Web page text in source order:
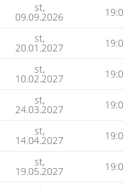
st,
09.09.2026 19:00
st,
20.01.2027 19:00
st,
10.02.2027 19:00
st,
24.03.2027 19:00
st,
14.04.2027 19:00
st,
19.05.2027 19:00